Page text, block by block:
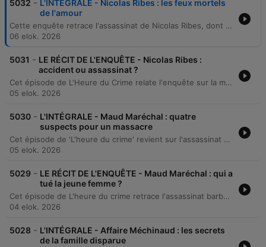
5032 - L'INTÉGRALE - Nicolas Ribes : les feux mortels
de l'amour
Cette enquête retrace l'assassinat de Nicolas Ribes, dont le corps a été retrouvé carbonisé dans une voiture à Lacanau. Initialement perçu comme un accident, l'examen technique et les blessures de la victime ont révélé un crime prémédité impliquant Francis Huguel, qui a utilisé ses compétences de tireur et de pompier pour tenter de maquiller le meurtre. L'épisode explore les détails du mode opératoire, les aveux du suspect motivé par la jalousie, ainsi que les contradictions entourant l'enquête. Le récit aborde également le profil psychologique de l'accusé et les attentes entourant son procès aux Assises prévu pour 2026.
06 elok. 2026
5031 - LE RÉCIT DE L'ENQUÊTE - Nicolas Ribes :
accident ou assassinat ?
Cet épisode de L'Heure du Crime relate l'enquête sur la mort de Nicolas Ribes, retrouvé carbonisé dans sa voiture à Lacanau en mars 2023. Initialement perçu comme un accident de la route, l'examen minutieux des preuves — présence de douilles de 9 mm, traces d'un accélérant et blessures par balle — a révélé une mise en scène criminelle complexe. L'enquête a permis d'identifier Francis Huguel, un tireur sportif dont l'épouse entretenait une liaison avec la victime. Le suspect a fini par avouer avoir percuté le véhicule de son rival avant de lui tirer dessus et d'enflammer l'habitacle pour masquer son crime, illustrant un acte de jalousie extrême et prémédité.
05 elok. 2026
5030 - L'INTÉGRALE - Maud Maréchal : quatre
suspects pour un massacre
Cet épisode de 'L'heure du crime' revient sur l'assassinat barbare de Maud Maréchal, une jeune femme brûlée vive à Melun en 2013. À travers les témoignages d'experts et de proches, le récit détaille la violence extrême du crime, les premières constatations médicales et les pistes d'enquête explorées par la brigade criminelle. L'enquête s'est concentrée sur l'entourage amoureux de la victime, évoquant plusieurs suspects potentiels malgré l'absence de preuves matérielles directes. Le dossier, désormais transféré au pôle Cold Cases de Nanterre, continue d'évoquer les espoirs liés aux nouvelles expertises ADN et l'impact possible de substances psychodysleptiques sur la violence de l'acte.
05 elok. 2026
5029 - LE RÉCIT DE L'ENQUÊTE - Maud Maréchal : qui a
tué la jeune femme ?
Cet épisode de L'heure du crime retrace l'assassinat barbare de Maud Maréchal, une jeune femme de 20 ans brûlée vive à Lagny-sur-Marne en mai 2013. L'enquête explore les détails macabres de la scène de crime et les multiples pistes explorées par la brigade criminelle de Versailles, allant du harcèlement par un individu surnommé le Gitan à l'implication d'anciens prétendants ou d'un ami proche de la famille. Malgré des années d'investigations, des gardes à vue et l'analyse de traces ADN, l'auteur du crime n'a jamais été identifié. L'émission revient sur la frustration des enquêteurs face à l'absence de preuves matérielles définitives et sur l'impact durable de ce drame qui a inspiré le film La Nuit du 12.
04 elok. 2026
5028 - L'INTÉGRALE - Affaire Méchinaud : les secrets
de la famille disparue